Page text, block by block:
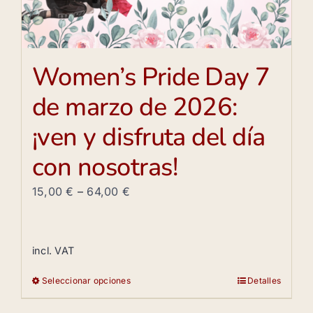
Women’s Pride Day 7
de marzo de 2026:
¡ven y disfruta del día
con nosotras!
15,00€ – 64,00 €
incl. VAT
Seleccionar opcionesEste
producto
Detalles